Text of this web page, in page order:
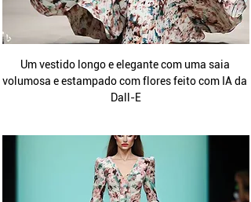
Um vestido longo e elegante com uma saia
volumosa e estampado com flores feito com IA da
Dall-E